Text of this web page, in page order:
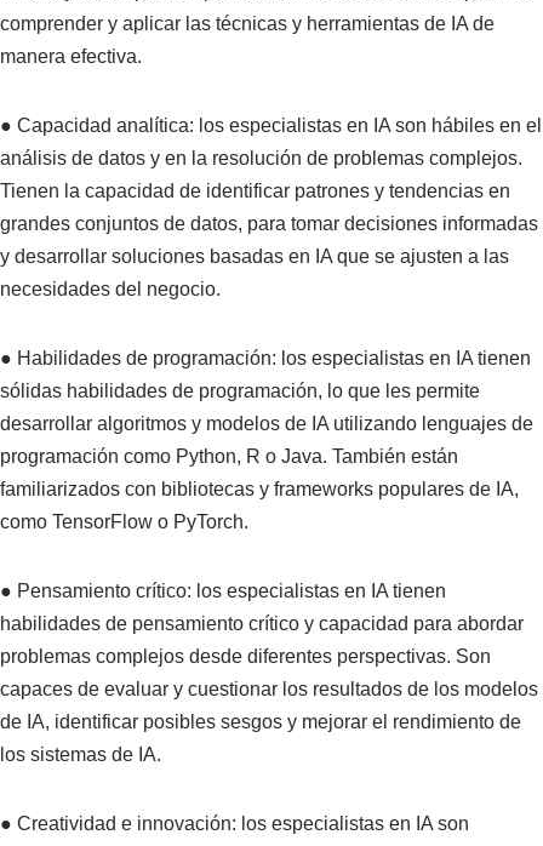
comprender y aplicar las técnicas y herramientas de IA de
manera efectiva.
● Capacidad analítica: los especialistas en IA son hábiles en el
análisis de datos y en la resolución de problemas complejos.
Tienen la capacidad de identificar patrones y tendencias en
grandes conjuntos de datos, para tomar decisiones informadas
y desarrollar soluciones basadas en IA que se ajusten a las
necesidades del negocio.
● Habilidades de programación: los especialistas en IA tienen
sólidas habilidades de programación, lo que les permite
desarrollar algoritmos y modelos de IA utilizando lenguajes de
programación como Python, R o Java. También están
familiarizados con bibliotecas y frameworks populares de IA,
como TensorFlow o PyTorch.
● Pensamiento crítico: los especialistas en IA tienen
habilidades de pensamiento crítico y capacidad para abordar
problemas complejos desde diferentes perspectivas. Son
capaces de evaluar y cuestionar los resultados de los modelos
de IA, identificar posibles sesgos y mejorar el rendimiento de
los sistemas de IA.
● Creatividad e innovación: los especialistas en IA son